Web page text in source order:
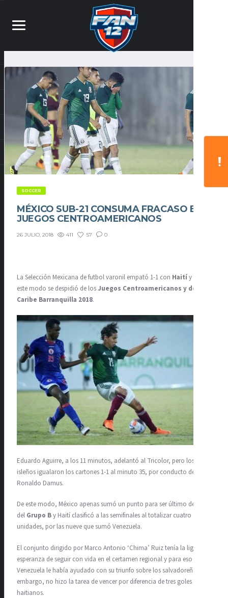
SOCCER
MÉXICO SUB-21 CONSUMA FRACASO EN
JUEGOS CENTROAMERICANOS
26 JULIO, 2018 411 57 0
La Selección Mexicana de futbol varonil empató 1-1 con Haitíy de
este modo se despidió de losJuegos Centroamericanos y del
Caribe Barranquilla 2018.
Eduardo Aguirre, a los 11 minutos, adelantó al Tricolor, pero los
isleños igualaron los cartones 1-1 al minuto 35, por conducto de
Ronaldo Damus.
De este modo, México apenas sumó un punto para ser último dentro
del Grupo By Haití clasificó a las semifinales al totalizar cuatro
unidades, por las nueve que sumó Venezuela.
El conjunto dirigido por Marco Antonio ‘Chima’ Ruiz tenía la ligera
esperanza de seguir con vida en el certamen regional y para eso
Venezuela le había ayudado con su triunfo sobre los salvadoreños, sin
embargo, no hizo la tarea de vencer por diferencia de tres goles a los
haitianos.